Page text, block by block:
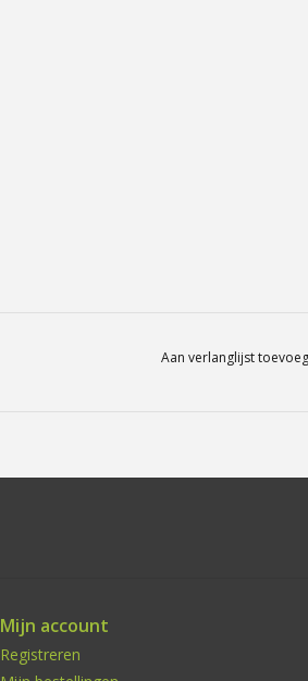
Aan verlanglijst
Mijn account
Registreren